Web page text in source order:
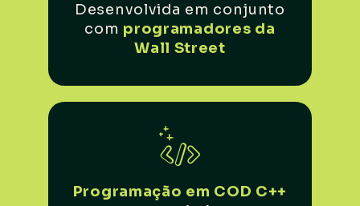
Desenvolvida em conjunto
com programadores da
Wall Street
Programação em COD C++